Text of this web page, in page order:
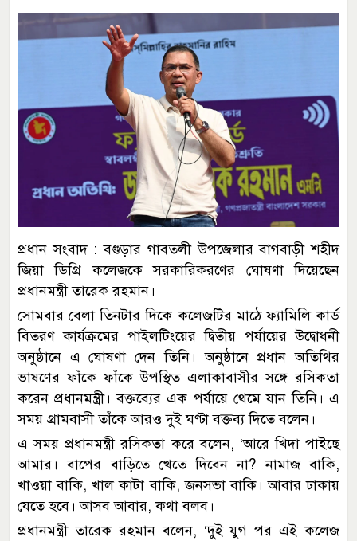
প্রধান সংবাদ : বগুড়ার গাবতলী উপজেলার বাগবাড়ী শহীদ
জিয়া ডিগ্রি কলেজকে সরকারিকরণের ঘোষণা দিয়েছেন
প্রধানমন্ত্রী তারেক রহমান।
সোমবার বেলা তিনটার দিকে কলেজটির মাঠে ফ্যামিলি কার্ড
বিতরণ কার্যক্রমের পাইলটিংয়ের দ্বিতীয় পর্যায়ের উদ্বোধনী
অনুষ্ঠানে এ ঘোষণা দেন তিনি। অনুষ্ঠানে প্রধান অতিথির
ভাষণের ফাঁকে ফাঁকে উপস্থিত এলাকাবাসীর সঙ্গে রসিকতা
করেন প্রধানমন্ত্রী। বক্তব্যের এক পর্যায়ে থেমে যান তিনি। এ
সময় গ্রামবাসী তাঁকে আরও দুই ঘণ্টা বক্তব্য দিতে বলেন।
এ সময় প্রধানমন্ত্রী রসিকতা করে বলেন, ‘আরে খিদা পাইছে
আমার। বাপের বাড়িতে খেতে দিবেন না? নামাজ বাকি,
খাওয়া বাকি, খাল কাটা বাকি, জনসভা বাকি। আবার ঢাকায়
যেতে হবে। আসব আবার, কথা বলব।
প্রধানমন্ত্রী তারেক রহমান বলেন, ‘দুই যুগ পর এই কলেজ